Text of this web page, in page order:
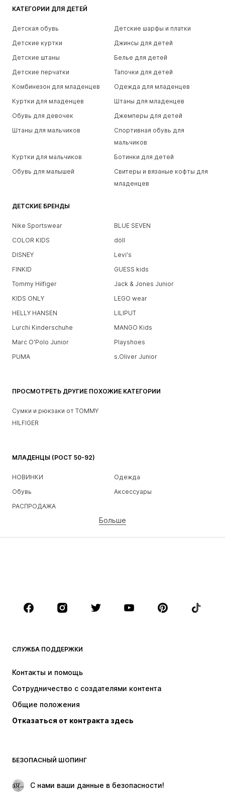
КАТЕГОРИИ ДЛЯ ДЕТЕЙ
Детская обувь
Детские шарфы и платки
Детские куртки
Джинсы для детей
Детские штаны
Белье для детей
Детские перчатки
Тапочки для детей
Комбинезон для младенцев
Одежда для младенцев
Куртки для младенцев
Штаны для младенцев
Обувь для девочек
Джемперы для детей
Штаны для мальчиков
Спортивная обувь для
мальчиков
Куртки для мальчиков
Ботинки для детей
Обувь для малышей
Свитеры и вязаные кофты для
младенцев
ДЕТСКИЕ БРЕНДЫ
Nike Sportswear
BLUE SEVEN
COLOR KIDS
döll
DISNEY
Levi's
FINKID
GUESS kids
Tommy Hilfiger
Jack & Jones Junior
KIDS ONLY
LEGO wear
HELLY HANSEN
LILIPUT
Lurchi Kinderschuhe
MANGO Kids
Marc O'Polo Junior
Playshoes
PUMA
s.Oliver Junior
МЛАДЕНЦЫ (РОСТ 50-92)
НОВИНКИ
Одежда
Обувь
Аксессуары
РАСПРОДАЖА
БРЕНДЫ
ADIDAS SPORTSWEAR
NIKE
Больше
СЛУЖБА ПОДДЕРЖКИ
Контакты и помощь
Сотрудничество с создателями контента
Общие положения
Отказаться от контракта здесь
БЕЗОПАСНЫЙ ШОПИНГ
С нами ваши данные в безопасности!
ПРОСМОТРЕТЬ ДРУГИЕ ПОХОЖИЕ КАТЕГОРИИ
Сумки и рюкзаки от TOMMY
HILFIGER